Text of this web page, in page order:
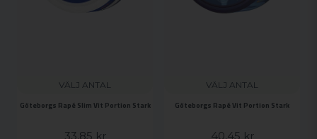
VÄLJ ANTAL
Göteborgs Rapé Slim Vit Portion Stark
33,85 kr
VÄLJ ANTAL
Göteborgs Rapé Vit Portion Stark
40,45 kr